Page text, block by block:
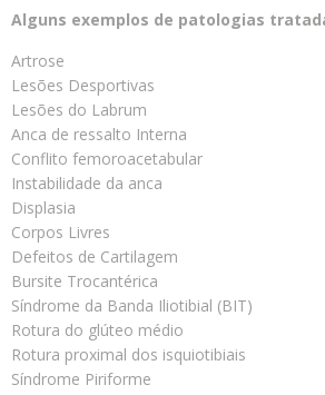
Alguns exemplos de patologias
Artrose
Lesões Desportivas
Lesões do Labrum
Anca de ressalto Interna
Conflito femoroacetabular
Instabilidade da anca
Displasia
Corpos Livres
Defeitos de Cartilagem
Bursite Trocantérica
Síndrome da Banda Iliotibial (BIT)
Rotura do glúteo médio
Rotura proximal dos isquiotibiais
Síndrome Piriforme